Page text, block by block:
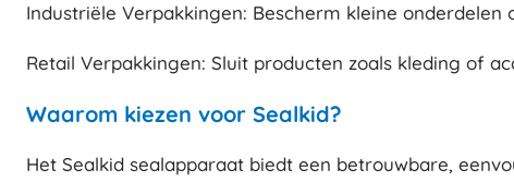
Industriële Verpakkingen: Bescherm kleine
Retail Verpakkingen: Sluit producten zoals kleding of
Waarom kiezen voor Sealkid?
Het Sealkid sealapparaat biedt een betrouwbare,